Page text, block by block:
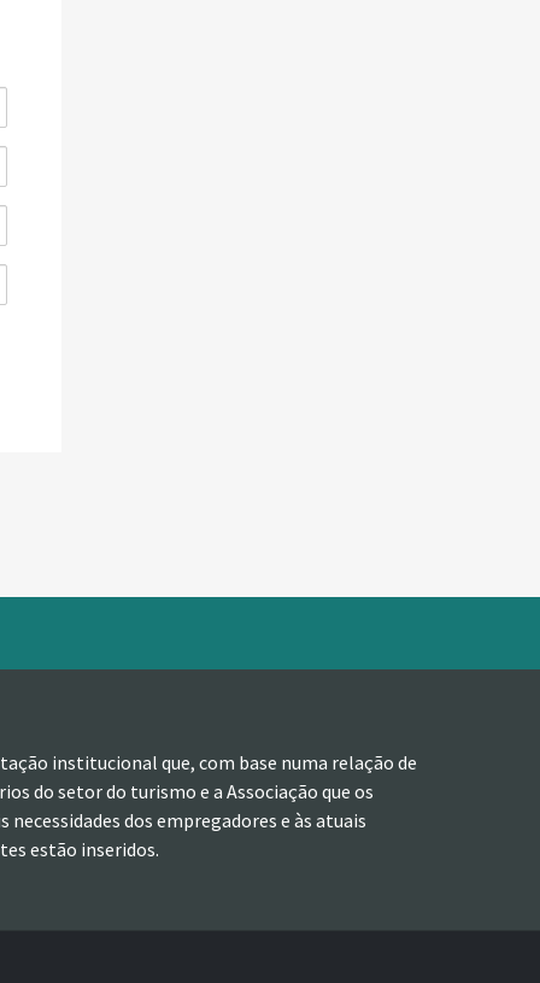
institucional que, com base numa relação de
do setor do turismo e a Associação que os
dos empregadores e às atuais
estão inseridos.